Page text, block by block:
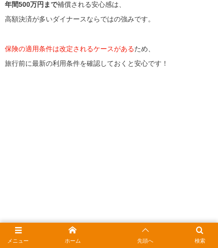
年間500万円まで補償される安心感は、
高額決済が多いダイナースならではの強みです。
保険の適用条件は改定されるケースがあるため、
旅行前に最新の利用条件を確認しておくと安心です！
メニュー 検索
ホーム 先頭へ